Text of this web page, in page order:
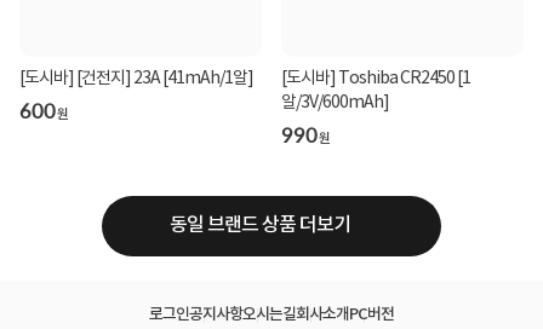
[도시바] [건전지] 23A [41mAh/1알]
600원
[도시바] Toshiba CR2450 [1
알/3V/600mAh]
990원
동일 브랜드 상품 더보기
로그인공지사항오시는길회사소개PC버전